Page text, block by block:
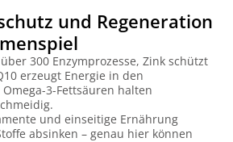
und Regeneration
300 Enzymprozesse, Zink schützt
erzeugt Energie in den
3-Fettsäuren halten
und einseitige Ernährung
absinken – genau hier können